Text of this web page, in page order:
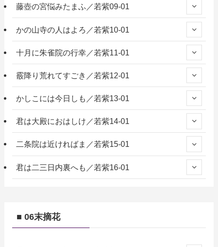
藤壺の宮悩みたまふ／若紫09-01
かの山寺の人はよろ／若紫10-01
十月に朱雀院の行幸／若紫11-01
霰降り荒れてすごき／若紫12-01
かしこには今日しも／若紫13-01
君は大殿におはしけ／若紫14-01
二条院は近ければま／若紫15-01
君は二三日内裏へも／若紫16-01
■ 06末摘花